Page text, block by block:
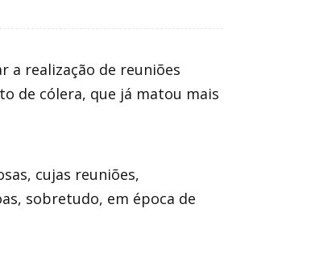
a realização de reuniões
de cólera, que já matou mais
cujas reuniões,
sobretudo, em época de